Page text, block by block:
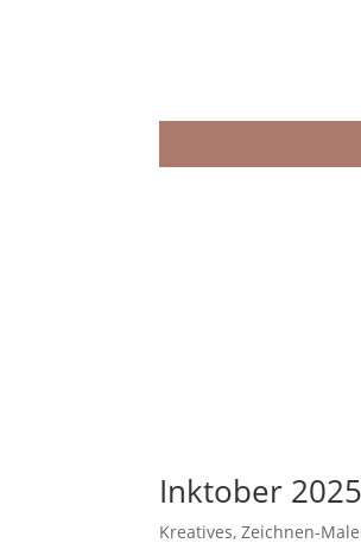
Inktober
Kreatives,Zeichnen-